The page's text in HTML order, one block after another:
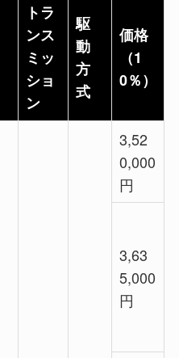
トラ
ンス
ミッ
ショ
ン
駆
動
方
式
価格
（1
0％）
3,52
0,000
円
3,63
5,000
円